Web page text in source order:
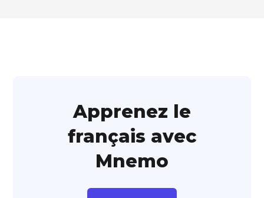
Apprenez le
français avec
Mnemo